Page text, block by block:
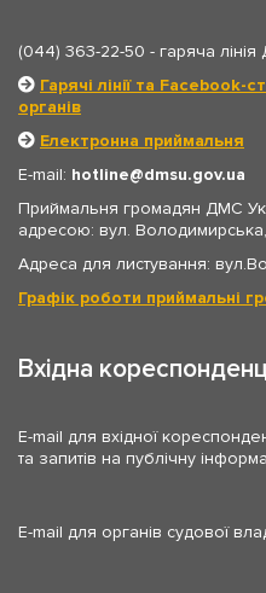
(044) 363-22-50 - гаряча
Гарячі лінії та Facebook-
органів
Електронна приймальня
E-mail: hotline
dmsu.gov.ua
Приймальня громадян ДМС
адресою: вул. Володимирська,
Адреса для листування:
Графік роботи приймальні
Вхідна
E-mail для вхідної
та запитів на публічну
E-mail для органів судової